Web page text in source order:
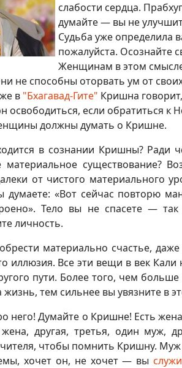
слабости сердца.
думайте — вы не
Судьба уже определила
пожалуйста. Осознайте
Женщинам в этом
не способны оторвать ум от
в "Бхагавад-Гите" Кришна
если обратиться к
должны думать о Кришне.
в сознании Кришны? Ради
существование?
от чистого материального
думаете: «Вот сейчас повторю
Тело вы не спасете —
личность.
материально счастье,
иллюзия. Все эти вещи в век Кали
пути. Более того, чем
жизнь, тем сильнее вы увязните в
него! Думайте о Кришне! Есть
другая, третья, один муж,
чтобы помнить Кришну.
хочет он, не хочет — вы